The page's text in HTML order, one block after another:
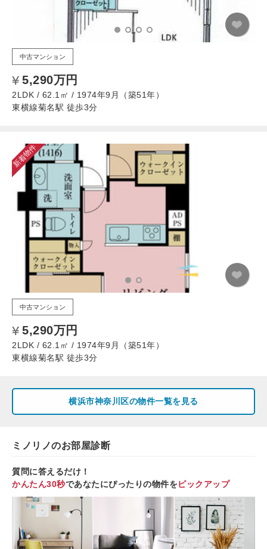
中古マンション
5,290万円
2LDK / 62.1㎡ / 1974年9月（築51年）
東横線菊名駅 徒歩3分
新着物件
中古マンション
5,290万円
2LDK / 62.1㎡ / 1974年9月（築51年）
東横線菊名駅 徒歩3分
横浜市神奈川区の物件一覧を見る
ミノリノのお部屋診断
質問に答えるだけ！
かんたん30秒であなたにぴったりの物件をピックアップ